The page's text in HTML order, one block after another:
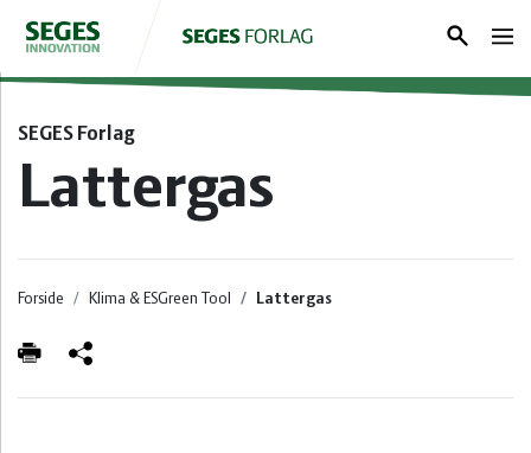
Søg
Forside
Kvæg
Planter
SEGES Forlag
Lattergas
Forside Klima & ESGreen Tool Lattergas